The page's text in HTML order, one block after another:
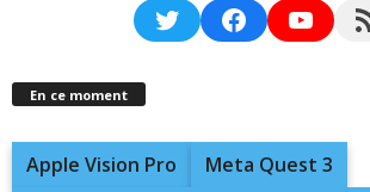
TwitterFacebook
En ce moment
Apple Vision Pro
Meta Quest 3